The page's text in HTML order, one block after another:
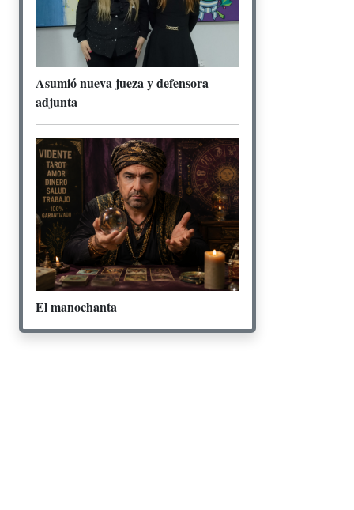
Asumió nueva jueza y defensora
adjunta
El manochanta